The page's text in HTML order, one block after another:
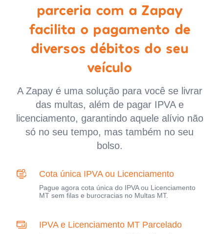
parceria com a Zapay
facilita o pagamento de
diversos débitos do seu
veículo
A Zapay é uma solução para você se livrar
das multas, além de pagar IPVA e
licenciamento, garantindo aquele alívio não
só no seu tempo, mas também no seu
bolso.
Cota única IPVA ou Licenciamento
Pague agora cota única do IPVA ou Licenciamento
MT sem filas e burocracias no Multas MT.
IPVA e Licenciamento MT Parcelado